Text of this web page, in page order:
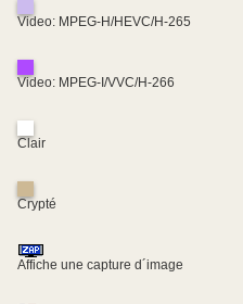
Video: MPEG-H/HEVC/H-265
Video: MPEG-I/VVC/H-266
Clair
Crypté
Affiche une capture d´image